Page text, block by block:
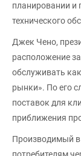
планировании и
технического
Джек Чено,
расположение
обслуживать
рынки». По его
поставок для
приближения
Производимый в